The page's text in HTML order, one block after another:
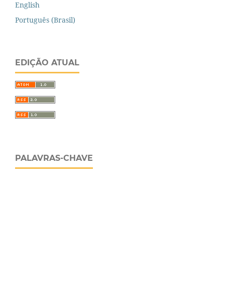
English
Português (Brasil)
EDIÇÃO ATUAL
PALAVRAS-CHAVE